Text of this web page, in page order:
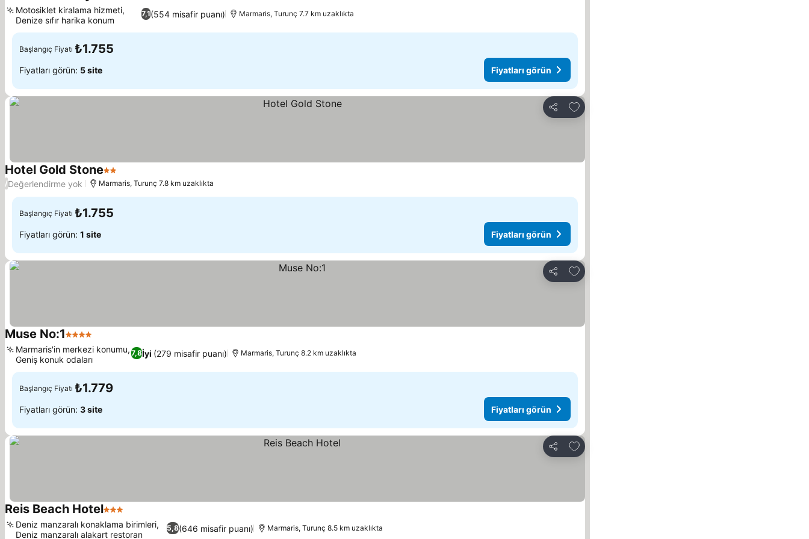
7,1(554 misafir puanı)
Motosiklet kiralama hizmeti,
Denize sıfır harika konum
Marmaris, Turunç 7.7 km uzaklıkta
Başlangıç Fiyatı ₺1.755
Fiyatları görün: 5 site Fiyatları görün
Paylaş
Favorilerime ekle
Hotel Gold Stone2 Yıldız
/Değerlendirme yok Marmaris, Turunç 7.8 km uzaklıkta
Başlangıç Fiyatı ₺1.755
Fiyatları görün: 1 site Fiyatları görün
Paylaş
Favorilerime ekle
Muse No:14 Yıldız
7,8İyi (279 misafir puanı)
Marmaris'in merkezi konumu,
Geniş konuk odaları
Marmaris, Turunç 8.2 km uzaklıkta
Başlangıç Fiyatı ₺1.779
Fiyatları görün: 3 site Fiyatları görün
Paylaş
Favorilerime ekle
Reis Beach Hotel3 Yıldız
5,8(646 misafir puanı)
Deniz manzaralı konaklama birimleri,
Deniz manzaralı alakart restoran
Marmaris, Turunç 8.5 km uzaklıkta